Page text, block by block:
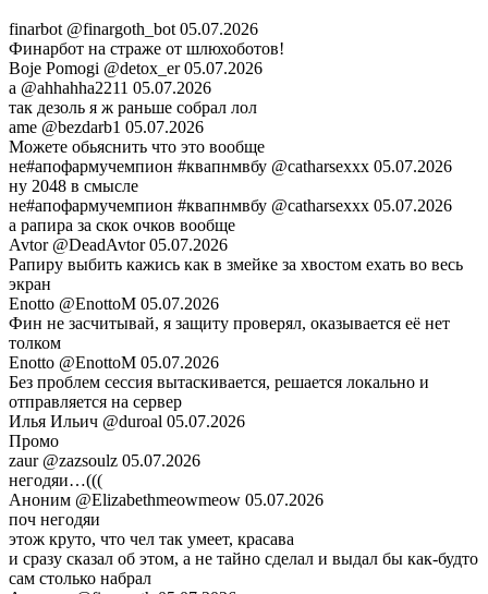
finarbot @finargoth_bot 05.07.2026
Финарбот на страже от шлюхоботов!
Boje Pomogi @detox_er 05.07.2026
а @ahhahha2211 05.07.2026
так дезоль я ж раньше собрал лол
ame @bezdarb1 05.07.2026
Можете обьяснить что это вообще
не#апофармучемпион #квапнмвбу @catharsexxx 05.07.2026
ну 2048 в смысле
не#апофармучемпион #квапнмвбу @catharsexxx 05.07.2026
а рапира за скок очков вообще
Avtor @DeadAvtor 05.07.2026
Рапиру выбить кажись как в змейке за хвостом ехать во весь
экран
Enotto @EnottoM 05.07.2026
Фин не засчитывай, я защиту проверял, оказывается её нет
толком
Enotto @EnottoM 05.07.2026
Без проблем сессия вытаскивается, решается локально и
отправляется на сервер
Илья Ильич @duroal 05.07.2026
Промо
zaur @zazsoulz 05.07.2026
негодяи…(((
Аноним @Elizabethmeowmeow 05.07.2026
поч негодяи
этож круто, что чел так умеет, красава
и сразу сказал об этом, а не тайно сделал и выдал бы как-будто
сам столько набрал